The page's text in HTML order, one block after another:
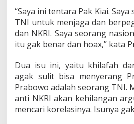
“Saya ini tentara Pak Kiai.
TNI untuk menjaga dan
dan NKRI. Saya seorang
itu gak benar dan hoax,” kata
Dua isu ini, yaitu khilafah
agak sulit bisa menyerang
Prabowo adalah seorang TNI.
anti NKRI akan kehilangan
mencari korelasinya. Isunya